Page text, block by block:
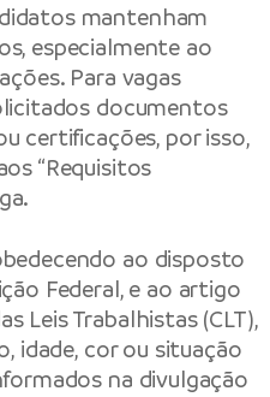
mantenham
especialmente ao
Para vagas
documentos
certificações, por isso,
“Requisitos
ao disposto
Federal, e ao artigo
Leis Trabalhistas (CLT),
idade, cor ou situação
na divulgação